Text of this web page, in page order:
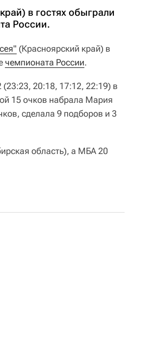
в гостях обыграли
России.
(Красноярский край) в
чемпионата России.
20:18, 17:12, 22:19) в
15 очков набрала Мария
сделала 9 подборов и 3
область), а МБА 20